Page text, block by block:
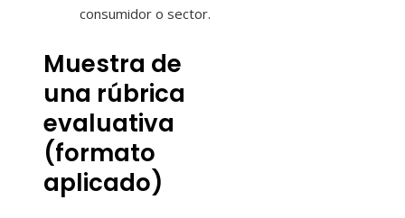
consumidor o sector.
Muestra de
una rúbrica
evaluativa
(formato
aplicado)